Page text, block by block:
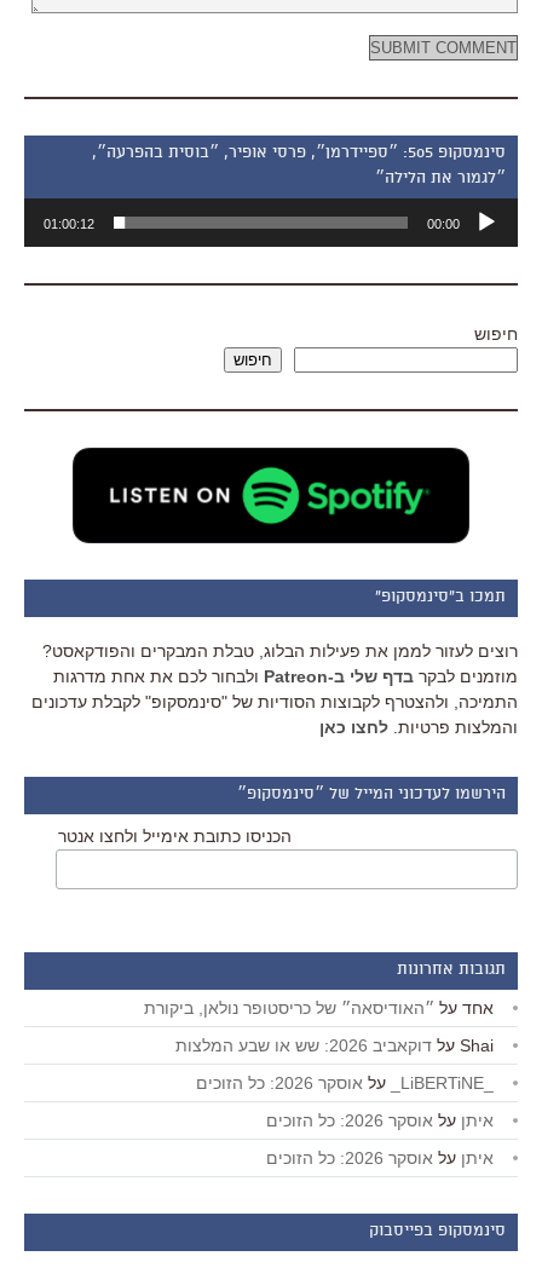
סינמסקופ 505: ״ספיידרמן״, פרסי אופיר, ״בוסית בהפרעה״,
״לגמור את הלילה״
אודיו
00:00
01:00:12
חיפוש
חיפוש
תמכו ב"סינמסקופ"
רוצים לעזור לממן את פעילות הבלוג, טבלת המבקרים והפודקאסט?
מוזמנים לבקר בדף שלי ב-Patreon
ולבחור לכם את אחת מדרגות
התמיכה, ולהצטרף לקבוצות הסודיות של "סינמסקופ" לקבלת עדכונים
והמלצות פרטיות. לחצו כאן
הירשמו לעדכוני המייל של ״סינמסקופ״
הכניסו כתובת אימייל ולחצו אנטר
תגובות אחרונות
אחד על ״האודיסאה״ של כריסטופר נולאן, ביקורת
Shai על דוקאביב 2026: שש או שבע המלצות
על אוסקר 2026: כל הזוכים
איתן על אוסקר 2026: כל הזוכים
איתן על אוסקר 2026: כל הזוכים
סינמסקופ בפייסבוק